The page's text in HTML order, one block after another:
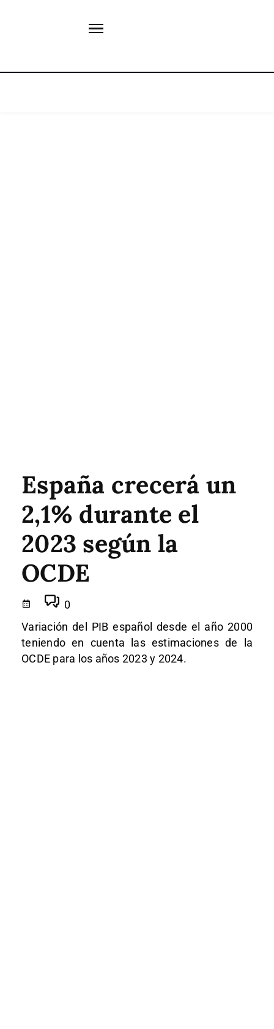
España crecerá un
2,1% durante el
2023 según la
OCDE
0
Variación del PIB español desde el año 2000
teniendo en cuenta las estimaciones de la
OCDE para los años 2023 y 2024.